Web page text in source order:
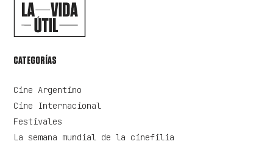
CATEGORÍAS
Cine Argentino
Cine Internacional
Festivales
La semana mundial de la cinefilia